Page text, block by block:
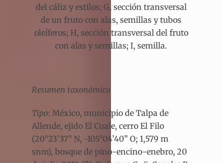
del cáliz y estilos; G, sección transversal
de un fruto con alas, semillas y tubos
oleíferos; H, sección transversal del fruto
con alas y semillas; I, semilla.
Resumen taxonómico
Tipo: México, municipio de Talpa de
Allende, ejido El Cuale, cerro El Filo
(20°23’37” N, -105°04’40” O; 1,579 m
snm), bosque de pino-encino-enebro, 20